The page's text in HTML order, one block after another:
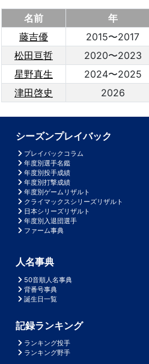
名前 年
藤吉優
2015〜2017
松田亘哲
2020〜2023
星野真生
2024〜2025
津田啓史
2026
シーズンプレイバック
プレイバックコラム
年度別選手名鑑
年度別投手成績
年度別打撃成績
年度別ゲームリザルト
クライマックスシリーズリザルト
日本シリーズリザルト
年度別入退団選手
ファーム事典
人名事典
50音順人名事典
背番号事典
誕生日一覧
記録ランキング
ランキング投手
ランキング野手